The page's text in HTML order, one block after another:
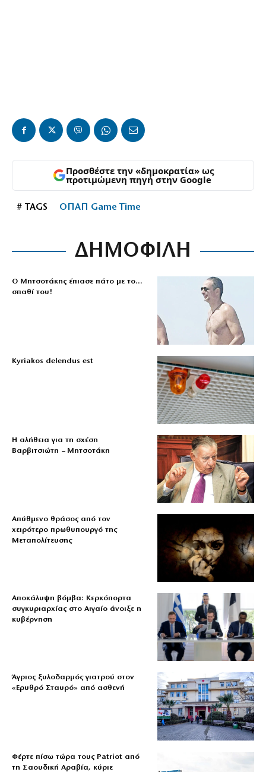
Προσθέστε την «δημοκρατία» ως
προτιμώμενη πηγή στην Google
# TAGS ΟΠΑΠ Game Time
ΔΗΜΟΦΙΛΗ
Ο Μητσοτάκης έπιασε πάτο με το…
σπαθί του!
Kyriakos delendus est
Η αλήθεια για τη σχέση
Βαρβιτσιώτη – Μητσοτάκη
Απύθμενο θράσος από τον
χειρότερο πρωθυπουργό της
Μεταπολίτευσης
Αποκάλυψη βόμβα: Κερκόπορτα
συγκυριαρχίας στο Αιγαίο άνοιξε η
κυβέρνηση
Άγριος ξυλοδαρμός γιατρού στον
«Ερυθρό Σταυρό» από ασθενή
Φέρτε πίσω τώρα τους Patriot από
τη Σαουδική Αραβία, κύριε